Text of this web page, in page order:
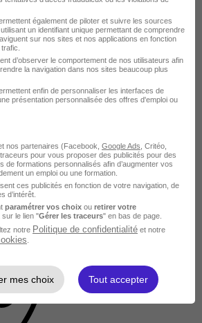
de marché et Fintech
également de piloter et suivre les sources
un identifiant unique permettant de comprendre
sur nos sites et nos applications en fonction
d’observer le comportement de nos utilisateurs afin
la navigation dans nos sites beaucoup plus
enfin de personnaliser les interfaces de
présentation personnalisée des offres d'emploi ou
nos partenaires (Facebook, Google Ads , Critéo,
pour vous proposer des publicités pour des
de formations personnalisés afin d’augmenter vos
un emploi ou une formation.
ces publicités en fonction de votre navigation, de
d’intérêt.
paramétrer vos choix ou retirer votre
sur le lien "Gérer les traceurs" en bas de page.
notre Politique de confidentialité et notre
mes choix Tout accepter